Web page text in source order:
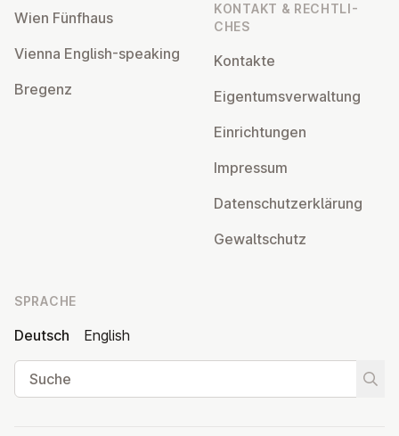
Wien Fünfhaus
Vienna English-speaking
Bregenz
KONTAKT & RECHT­LI­
CHES
Kontakte
Ei­gen­tums­ver­wal­tung
Ein­rich­tun­gen
Impressum
Da­ten­schutz­er­klä­rung
Ge­walt­schutz
SPRACHE
Deutsch
English
Suche